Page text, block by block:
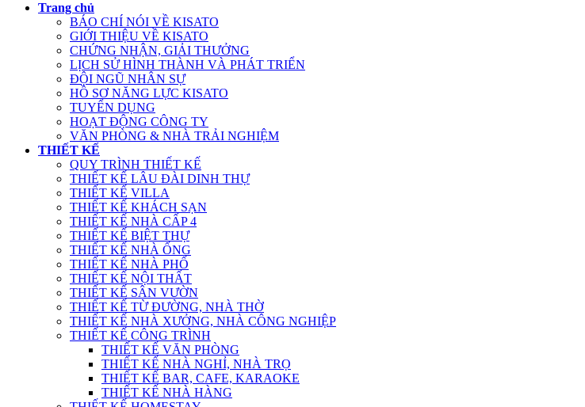
Trang chủ
BÁO CHÍ NÓI VỀ KISATO
GIỚI THIỆU VỀ KISATO
CHỨNG NHẬN, GIẢI THƯỞNG
LỊCH SỬ HÌNH THÀNH VÀ PHÁT TRIỂN
ĐỘI NGŨ NHÂN SỰ
HỒ SƠ NĂNG LỰC KISATO
TUYỂN DỤNG
HOẠT ĐỘNG CÔNG TY
VĂN PHÒNG & NHÀ TRẢI NGHIỆM
THIẾT KẾ
QUY TRÌNH THIẾT KẾ
THIẾT KẾ LÂU ĐÀI DINH THỰ
THIẾT KẾ VILLA
THIẾT KẾ KHÁCH SẠN
THIẾT KẾ NHÀ CẤP 4
THIẾT KẾ BIỆT THỰ
THIẾT KẾ NHÀ ỐNG
THIẾT KẾ NHÀ PHỐ
THIẾT KẾ NỘI THẤT
THIẾT KẾ SÂN VƯỜN
THIẾT KẾ TỪ ĐƯỜNG, NHÀ THỜ
THIẾT KẾ NHÀ XƯỞNG, NHÀ CÔNG NGHIỆP
THIẾT KẾ CÔNG TRÌNH
THIẾT KẾ VĂN PHÒNG
THIẾT KẾ NHÀ NGHỈ, NHÀ TRỌ
THIẾT KẾ BAR, CAFE, KARAOKE
THIẾT KẾ NHÀ HÀNG